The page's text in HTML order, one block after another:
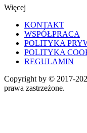
Więcej
KONTAKT
WSPÓŁPRACA
POLITYKA
POLITYKA
REGULAMIN
Copyright by © 2017-
prawa zastrzeżone.